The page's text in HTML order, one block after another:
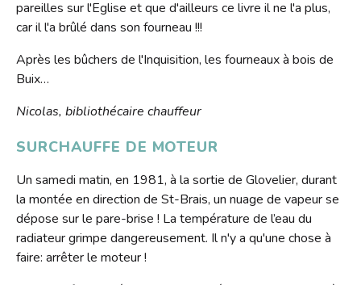
pareilles sur l'Eglise et que d'ailleurs ce livre il ne l'a plus,
car il l'a brûlé dans son fourneau !!!
Après les bûchers de l'Inquisition, les fourneaux à bois de
Buix…
Nicolas, bibliothécaire chauffeur
SURCHAUFFE DE MOTEUR
Un samedi matin, en 1981, à la sortie de Glovelier, durant
la montée en direction de St-Brais, un nuage de vapeur se
dépose sur le pare-brise ! La température de l’eau du
radiateur grimpe dangereusement. Il n'y a qu'une chose à
faire: arrêter le moteur !